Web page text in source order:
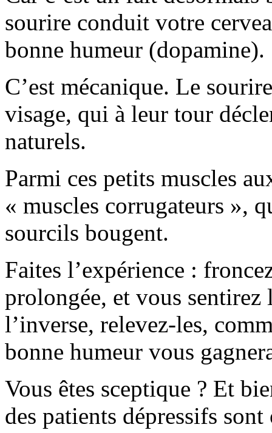
sourire conduit votre
bonne humeur (dopamine).
C’est mécanique. Le
visage, qui à leur tour
naturels.
Parmi ces petits muscles
« muscles corrugateurs »,
sourcils bougent.
Faites l’expérience :
prolongée, et vous sentirez
l’inverse, relevez-les,
bonne humeur vous
Vous êtes sceptique ? Et
des patients dépressifs